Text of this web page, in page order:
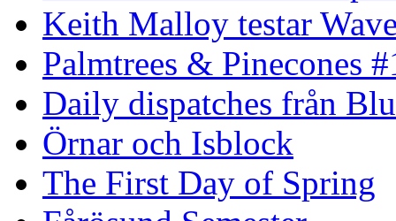
Keith Malloy testar
Palmtrees & Pinecones
Daily dispatches från
Örnar och Isblock
The First Day of Spring